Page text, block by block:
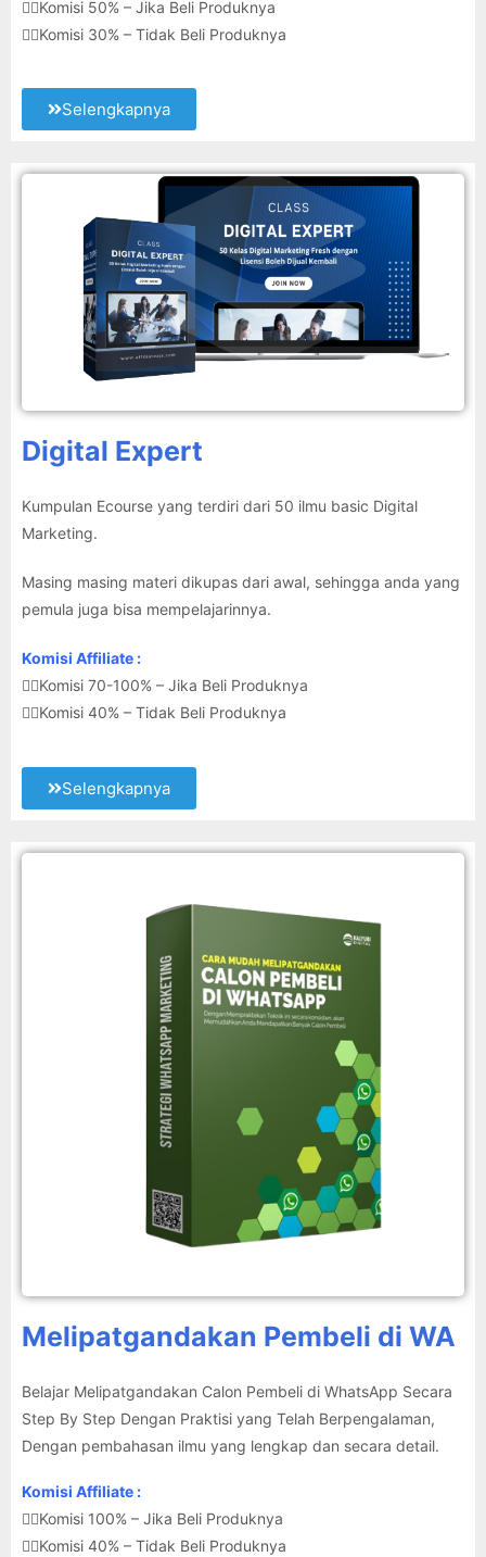
👉🏽Komisi 50% – Jika Beli Produknya
👉🏽Komisi 30% – Tidak Beli Produknya
Selengkapnya
Digital Expert
Kumpulan Ecourse yang terdiri dari 50 ilmu basic Digital
Marketing.
Masing masing materi dikupas dari awal, sehingga anda yang
pemula juga bisa mempelajarinnya.
Komisi Affiliate :
👉🏽Komisi 70-100% – Jika Beli Produknya
👉🏽Komisi 40% – Tidak Beli Produknya
Selengkapnya
Melipatgandakan Pembeli di WA
Belajar Melipatgandakan Calon Pembeli di WhatsApp Secara
Step By Step Dengan Praktisi yang Telah Berpengalaman,
Dengan pembahasan ilmu yang lengkap dan secara detail.
Komisi Affiliate :
👉🏽Komisi 100% – Jika Beli Produknya
👉🏽Komisi 40% – Tidak Beli Produknya